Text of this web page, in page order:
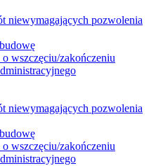
niewymagających pozwolenia
wszczęciu/zakończeniu
niewymagających pozwolenia
wszczęciu/zakończeniu